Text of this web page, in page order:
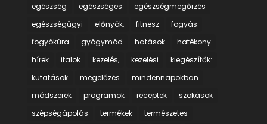
egészség
egészséges
egészségmegőrzés
egészségügyi
előnyök, fitnesz
fogyás
fogyókúra
gyógymód hatások
hatékony
hírek
italok kezelés, kezelési
kiegészítők:
kutatások
megelőzés
mindennapokban
módszerek
programok receptek
szokások
szépségápolás
termékek
természetes